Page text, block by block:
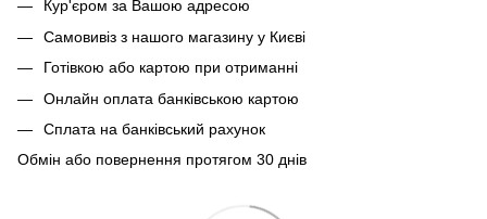
Кур'єром за Вашою адресою
Самовивіз з нашого магазину у Києві
Готівкою або картою при отриманні
Онлайн оплата банківською картою
Сплата на банківський рахунок
Обмін або повернення протягом 30 днів